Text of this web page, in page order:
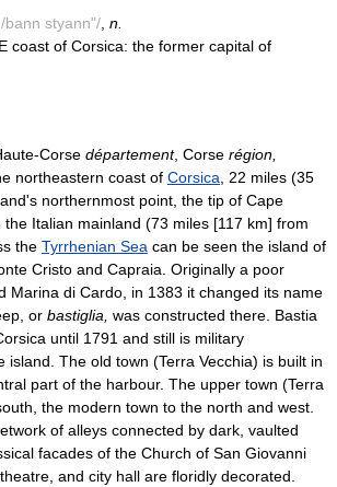
/bann styann"/ n.
coast of Corsica: the former capital of
Corse département, Corse région,
northeastern coast of Corsica , 22 miles (35
northernmost point, the tip of Cape
Italian mainland (73 miles [117 km] from
the Tyrrhenian Sea can be seen the island of
Cristo and Capraia. Originally a poor
Marina di Cardo, in 1383 it changed its name
or bastiglia, was constructed there. Bastia
until 1791 and still is military
island. The old town (Terra Vecchia) is built in
part of the harbour. The upper town (Terra
the modern town to the north and west.
of alleys connected by dark, vaulted
facades of the Church of San Giovanni
and city hall are floridly decorated.